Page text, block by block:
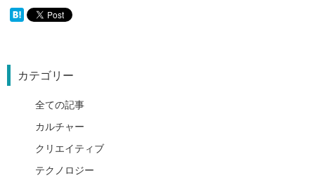
カテゴリー
全ての記事
カルチャー
クリエイティブ
テクノロジー